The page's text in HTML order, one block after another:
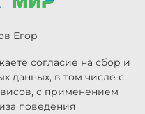
Егор
согласие на сбор и
данных, в том числе с
с применением
поведения